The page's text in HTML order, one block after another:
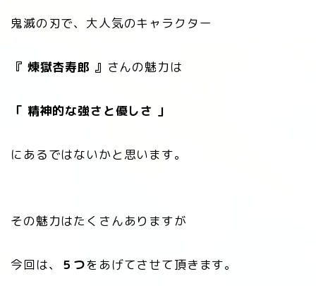
鬼滅の刃で、大人気のキャラクター
『 煉󠄁獄杏寿郎 』 さんの魅力は
「 精神的な強さと優しさ 」
にあるではないかと思います。
その魅力はたくさんありますが
今回は、 ５つをあげてさせて頂きます。